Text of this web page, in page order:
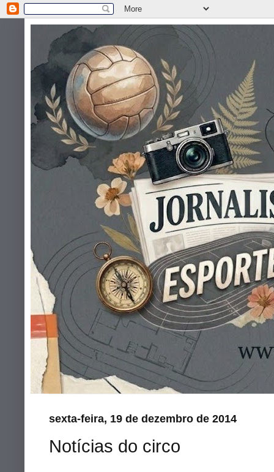
sexta-feira, 19 de dezembro de 2014
Notícias do circo